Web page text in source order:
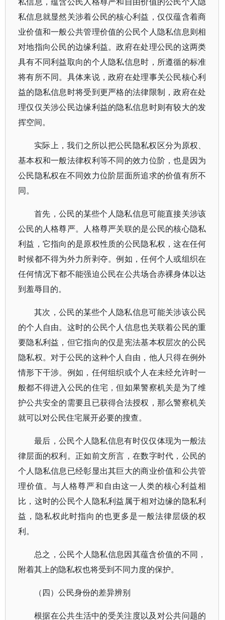
私信息就显然关涉着公民的核心利益，仅仅蕴含着商
业价值和一般公共管理价值的公民个人隐私信息则相
对地指向公民的边缘利益。政府在处理公民的这两类
具有不同利益取向的个人隐私信息时，所遵循的标准
将有所不同。具体来说，政府在处理事关公民核心利
益的隐私信息时将受到更严格的法律限制，政府在处
理仅仅关涉公民边缘利益的隐私信息时则有较大的发
挥空间。
实际上，我们之所以把公民隐私权区分为原权、
基本权和一般法律权利等不同的效力位阶，也是因为
公民隐私权在不同效力位阶层面所追求的价值有所不
同。
首先，公民的某些个人隐私信息可能直接关涉该
公民的人格尊严。人格尊严关联的是公民的核心隐私
利益，它指向的是原权性质的公民隐私权，这在任何
时候都不得为外力所剥夺。例如，任何个人或组织在
任何情况下都不能强迫公民在公共场合赤裸身体以达
到羞辱目的。
其次，公民的某些个人隐私信息可能关涉该公民
的个人自由。这时的公民个人信息也关联着公民的重
要隐私利益，但它指向的仅是宪法基本权层次的公民
隐私权。对于公民的这种个人自由，他人只得在例外
情形下干涉。例如，任何组织或个人在未经允许时一
般都不得进入公民的住宅，但如果警察机关是为了维
护公共安全的需要且已获得合法授权，那么警察机关
就可以对公民住宅展开必要的搜查。
最后，公民个人隐私信息有时仅仅体现为一般法
律层面的权利。正如前文所言，在数字时代，公民的
个人隐私信息已经彰显出其巨大的商业价值和公共管
理价值。与人格尊严和自由这一人类的核心利益相
比，这时的公民个人隐私利益属于相对边缘的隐私利
益，隐私权此时指向的也更多是一般法律层级的权
利。
总之，公民个人隐私信息因其蕴含价值的不同，
附着其上的隐私权也将受到不同力度的保护。
（四）公民身份的差异辨别
根据在公共生活中的受关注度以及对公共问题的